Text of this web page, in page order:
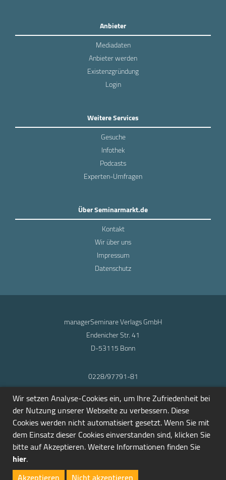
Anbieter
Mediadaten
Anbieter werden
Existenzgründung
Login
Weitere Services
Gesuche
Infothek
Podcasts
Experten-Umfragen
Über Seminarmarkt.de
Kontakt
Wir über uns
Impressum
Datenschutz
managerSeminare Verlags GmbH
Endenicher Str. 41
D-53115 Bonn
0228/97791-81
info@seminarmarkt.de
© 2001-2026
Wir setzen Analyse-Cookies ein, um Ihre Zufriedenheit bei
der Nutzung unserer Webseite zu verbessern. Diese
Cookies werden nicht automatisiert gesetzt. Wenn Sie mit
dem Einsatz dieser Cookies einverstanden sind, klicken Sie
bitte auf Akzeptieren. Weitere Informationen finden Sie
hier.